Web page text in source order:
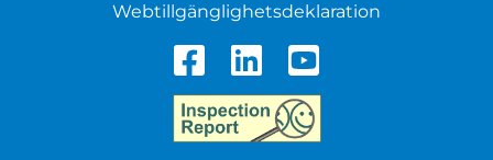
Webtillgänglighetsdeklaration